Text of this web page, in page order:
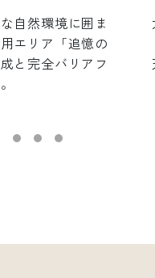
自然環境に囲ま
エリア「追憶の
と完全バリアフ